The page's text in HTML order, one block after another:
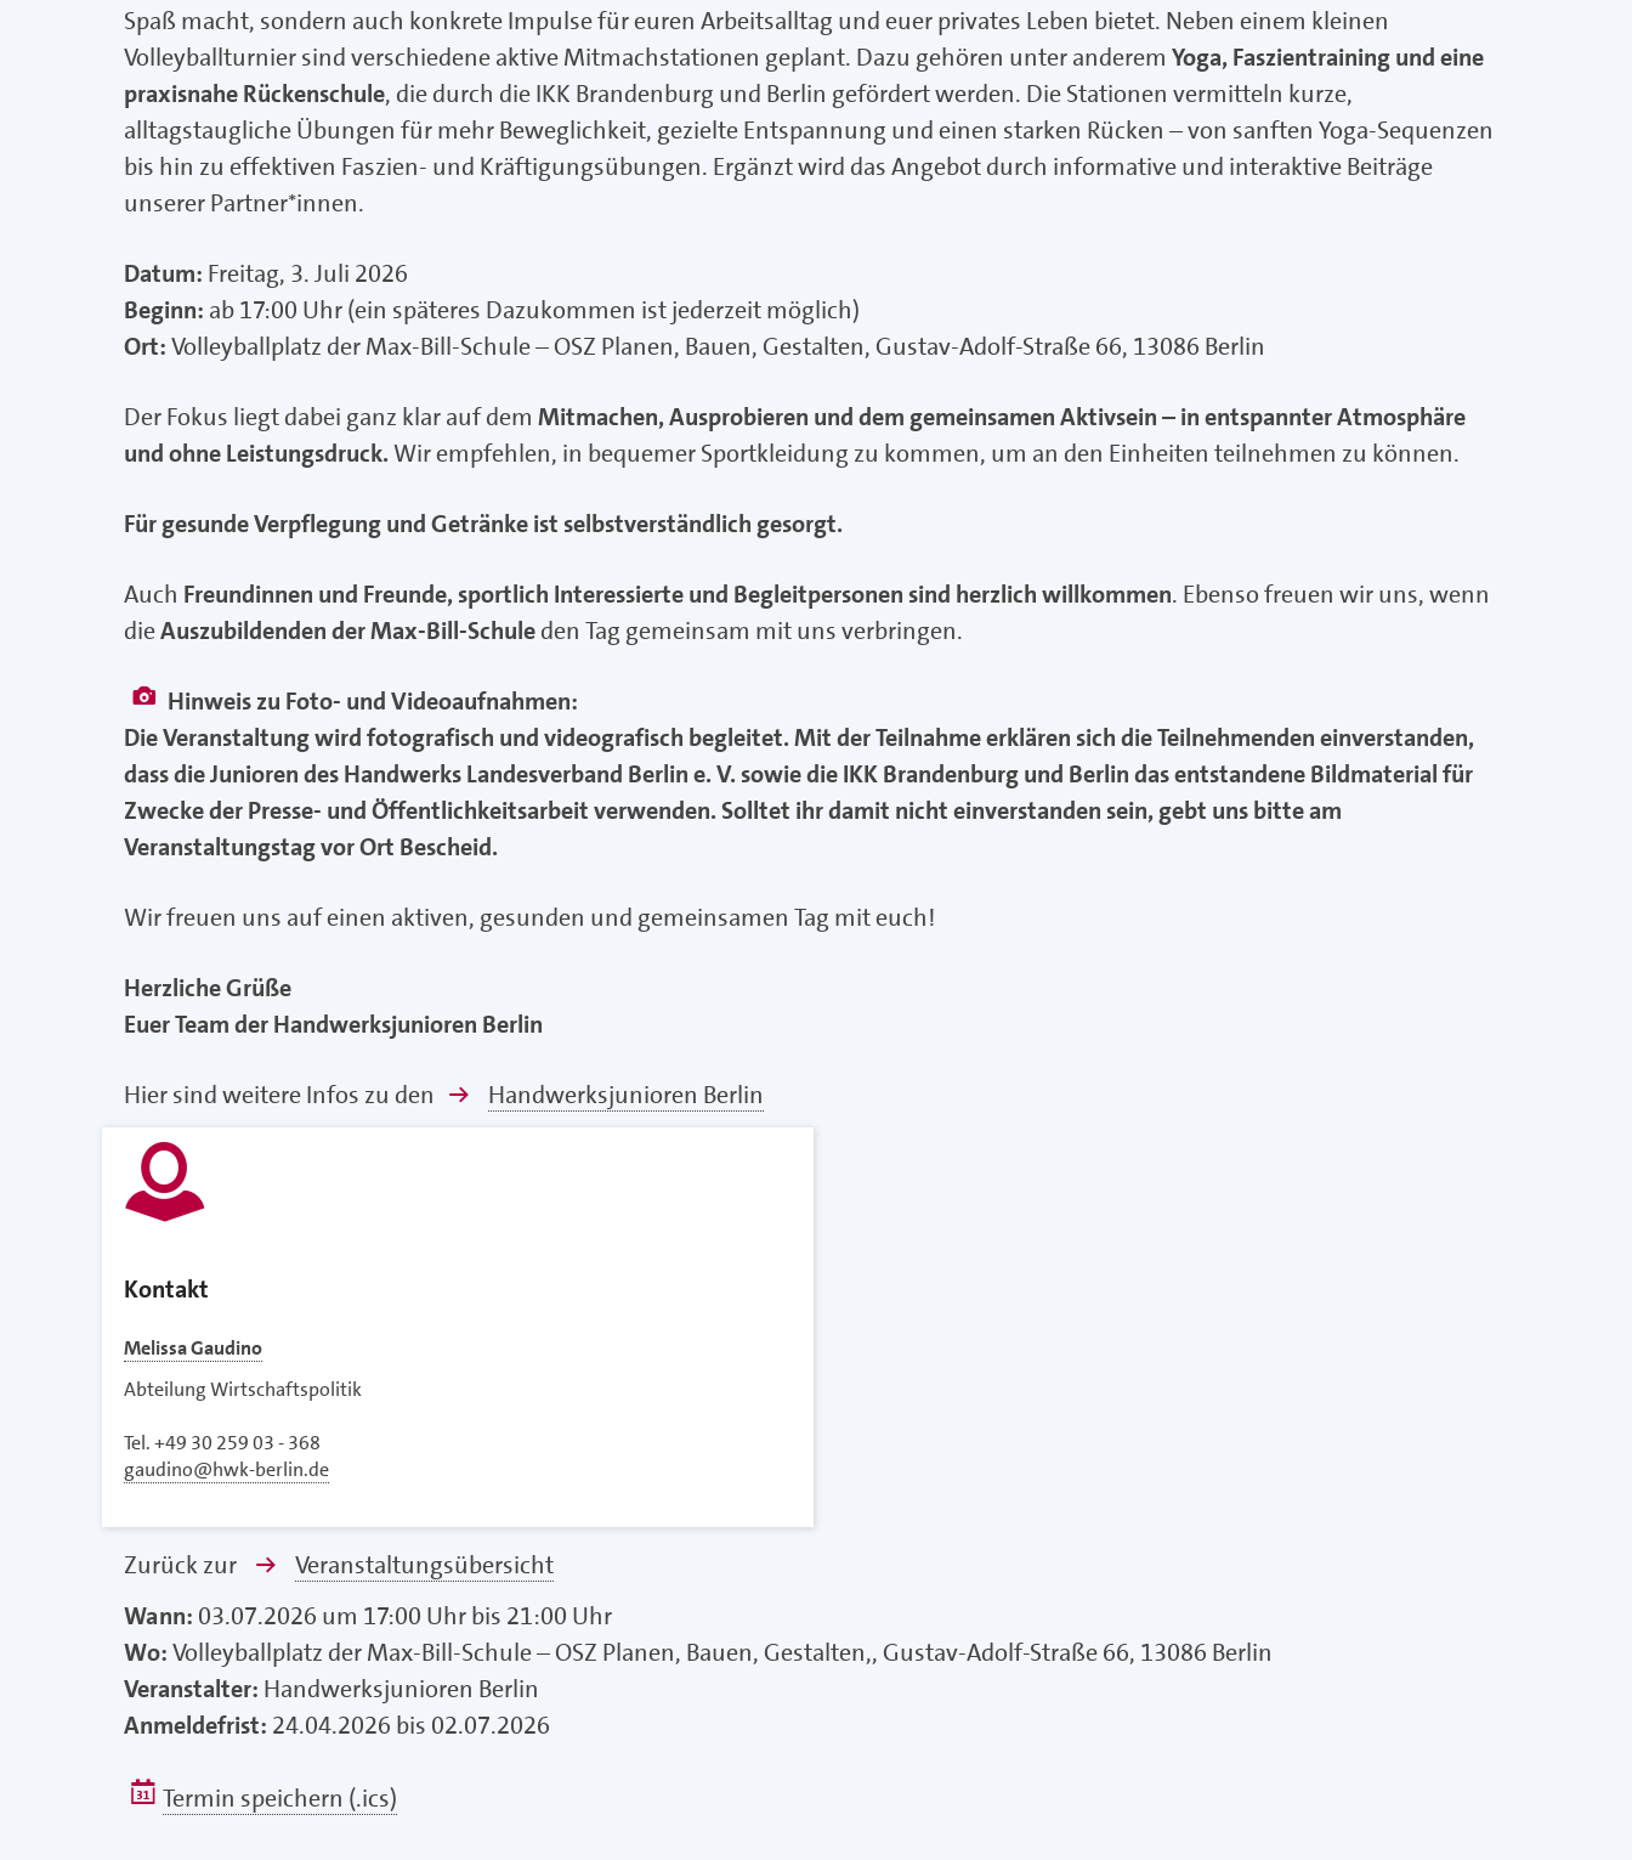
Spaß macht, sondern auch konkrete Impulse für euren Arbeitsalltag und euer privates Leben bietet. Neben einem kleinen
Volleyballturnier sind verschiedene aktive Mitmachstationen geplant. Dazu gehören unter anderem Yoga, Faszientraining und eine
praxisnahe Rückenschule, die durch die IKK Brandenburg und Berlin gefördert werden. Die Stationen vermitteln kurze,
alltagstaugliche Übungen für mehr Beweglichkeit, gezielte Entspannung und einen starken Rücken – von sanften Yoga-Sequenzen
bis hin zu effektiven Faszien- und Kräftigungsübungen. Ergänzt wird das Angebot durch informative und interaktive Beiträge
unserer Partner*innen.
Datum: Freitag, 3. Juli 2026
Beginn: ab 17:00 Uhr (ein späteres Dazukommen ist jederzeit möglich)
Ort:Volleyballplatz der Max-Bill-Schule – OSZ Planen, Bauen, Gestalten, Gustav-Adolf-Straße 66, 13086 Berlin
Der Fokus liegt dabei ganz klar auf dem Mitmachen, Ausprobieren und dem gemeinsamen Aktivsein – in entspannter Atmosphäre
und ohne Leistungsdruck.Wir empfehlen, in bequemer Sportkleidung zu kommen, um an den Einheiten teilnehmen zu können.
Für gesunde Verpflegung und Getränke ist selbstverständlich gesorgt.
Auch Freundinnen und Freunde, sportlich Interessierte und Begleitpersonen sind herzlich willkommen. Ebenso freuen wir uns, wenn
dieAuszubildenden der Max-Bill-Schuleden Tag gemeinsam mit uns verbringen.
Hinweis zu Foto- und Videoaufnahmen:
Die Veranstaltung wird fotografisch und videografisch begleitet. Mit der Teilnahme erklären sich die Teilnehmenden einverstanden,
dass die Junioren des Handwerks Landesverband Berlin e. V. sowie die IKK Brandenburg und Berlin das entstandene Bildmaterial für
Zwecke der Presse- und Öffentlichkeitsarbeit verwenden. Solltet ihr damit nicht einverstanden sein, gebt uns bitte am
Veranstaltungstag vor Ort Bescheid.
Wir freuen uns auf einen aktiven, gesunden und gemeinsamen Tag mit euch!
Herzliche Grüße
Euer Team der Handwerksjunioren Berlin
Hier sind weitere Infos zu den Handwerksjunioren Berlin
Kontakt
Melissa Gaudino
Abteilung Wirtschaftspolitik
Tel. +49 30 259 03 - 368
gaudino@hwk-berlin.de
Zurück zur
Veranstaltungsübersicht
Wann: 03.07.2026 um 17:00 Uhr bis 21:00 Uhr
Wo:Volleyballplatz der Max-Bill-Schule – OSZ Planen, Bauen, Gestalten,, Gustav-Adolf-Straße 66, 13086 Berlin
Veranstalter: Handwerksjunioren Berlin
Anmeldefrist: 24.04.2026 bis 02.07.2026
Termin speichern (.ics)